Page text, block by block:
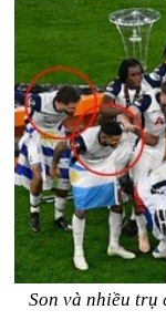
Son và nhiều trụ